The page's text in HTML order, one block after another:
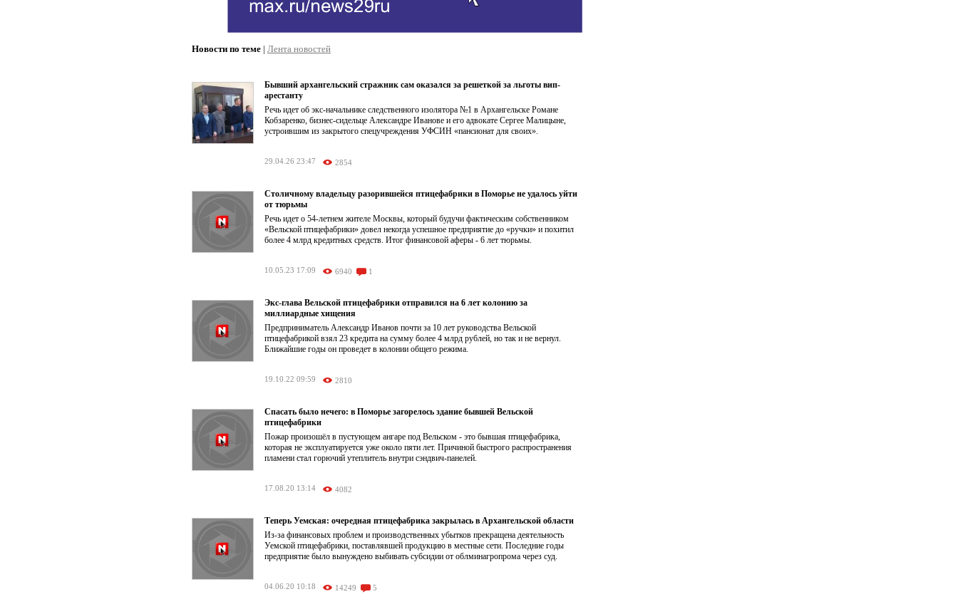
Новости по теме | Лента новостей
Бывший архангельский стражник сам оказался за решеткой за льготы вип-
арестанту
Речь идет об экс-начальнике следственного изолятора №1 в Архангельске Романе
Кобзаренко, бизнес-сидельце Александре Иванове и его адвокате Сергее Малицыне,
устроившим из закрытого спецучреждения УФСИН «пансионат для своих».
29.04.26 23:47 2854
Столичному владельцу разорившейся птицефабрики в Поморье не удалось уйти
от тюрьмы
Речь идет о 54-летнем жителе Москвы, который будучи фактическим собственником
«Вельской птицефабрики» довел некогда успешное предприятие до «ручки» и похитил
более 4 млрд кредитных средств. Итог финансовой аферы - 6 лет тюрьмы.
10.05.23 17:09 6940 1
Экс-глава Вельской птицефабрики отправился на 6 лет колонию за
миллиардные хищения
Предприниматель Александр Иванов почти за 10 лет руководства Вельской
птицефабрикой взял 23 кредита на сумму более 4 млрд рублей, но так и не вернул.
Ближайшие годы он проведет в колонии общего режима.
19.10.22 09:59 2810
Спасать было нечего: в Поморье загорелось здание бывшей Вельской
птицефабрики
Пожар произошёл в пустующем ангаре под Вельском - это бывшая птицефабрика,
которая не эксплуатируется уже около пяти лет. Причиной быстрого распространения
пламени стал горючий утеплитель внутри сэндвич-панелей.
17.08.20 13:14 4082
Теперь Уемская: очередная птицефабрика закрылась в Архангельской области
Из-за финансовых проблем и производственных убытков прекращена деятельность
Уемской птицефабрики, поставлявшей продукцию в местные сети. Последние годы
предприятие было вынуждено выбивать субсидии от облминагропрома через суд.
04.06.20 10:18 14249 5